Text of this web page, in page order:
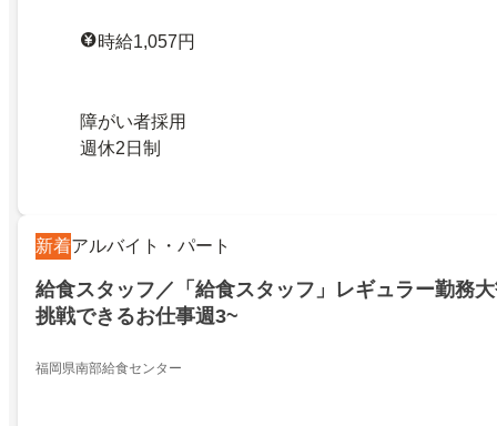
時給1,057円
障がい者採用
週休2日制
新着アルバイト・パート
給食スタッフ／「給食スタッフ」レギュラー勤務
挑戦できるお仕事週3~
福岡県南部給食センター